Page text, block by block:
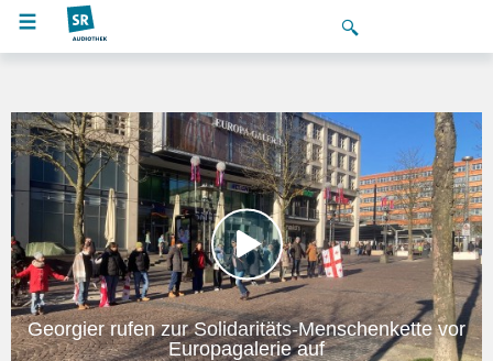
Georgier rufen zur Solidaritäts-Menschenkette vor
Europagalerie auf